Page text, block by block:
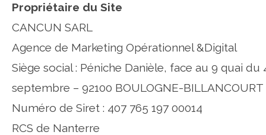
Propriétaire du Site
CANCUN SARL
Agence de Marketing Opérationnel &Digital
Siège social : Péniche Danièle, face au 9 quai du
septembre – 92100 BOULOGNE-BILLANCOURT
Numéro de Siret : 407 765 197 00014
RCS de Nanterre